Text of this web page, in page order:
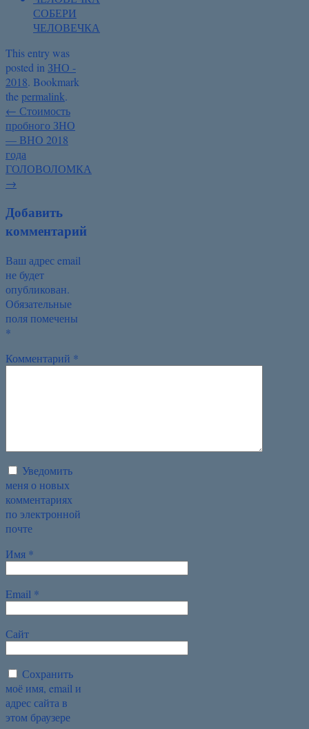
СОБЕРИ
ЧЕЛОВЕЧКА
This entry was
posted in ЗНО -
2018. Bookmark
thepermalink.
← Стоимость
пробного ЗНО
— ВНО 2018
года
ГОЛОВОЛОМКА
→
Добавить
комментарий
Ваш адрес email
не будет
опубликован.
Обязательные
поля помечены
*
Комментарий *
Уведомить
меня о новых
комментариях
по электронной
почте
Имя *
Email *
Сайт
Сохранить
моё имя, email и
адрес сайта в
этом браузере